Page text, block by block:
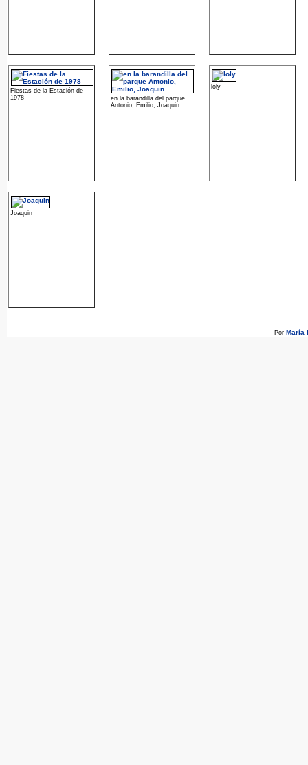
Fiestas de la Estación de
1978
en la barandilla del parque
Antonio, Emilio, Joaquin
loly
Joaquin
Por María